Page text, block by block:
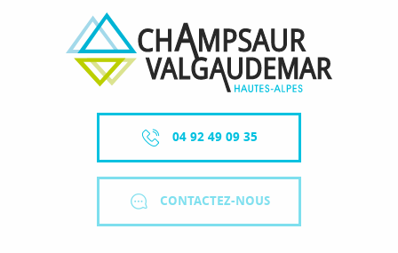
04 92 49 09 35
CONTACTEZ-NOUS